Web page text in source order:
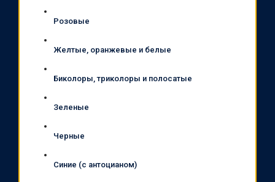
Розовые
Желтые, оранжевые и белые
Биколоры, триколоры и полосатые
Зеленые
Черные
Синие (с антоцианом)